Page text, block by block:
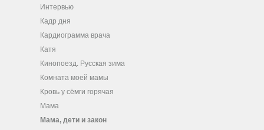
Интервью
Кадр дня
Кардиограмма врача
Катя
Кинопоезд. Русская зима
Комната моей мамы
Кровь у сёмги горячая
Мама
Мама, дети и закон